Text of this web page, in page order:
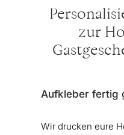
zur
Aufkleber fertig
Wir drucken eure